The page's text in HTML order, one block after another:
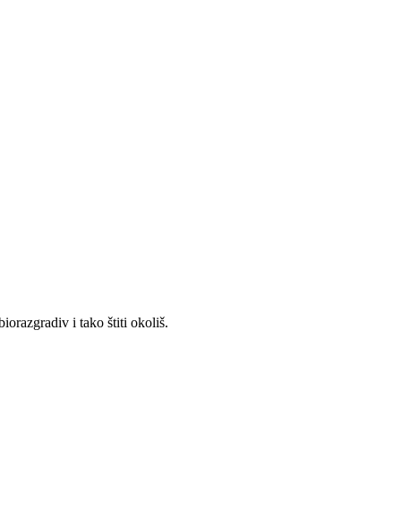
i tako štiti okoliš.